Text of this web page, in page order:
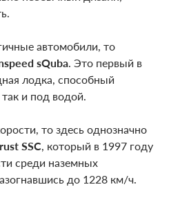
автомобили, то
sQuba. Это первый в
лодка, способный
и под водой.
то здесь однозначно
SSC, который в 1997 году
среди наземных
до 1228 км/ч.